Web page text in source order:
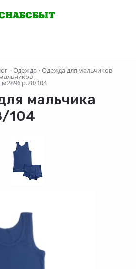
·Одежда ·Одежда для мальчиков
р.28/104
мальчика
104